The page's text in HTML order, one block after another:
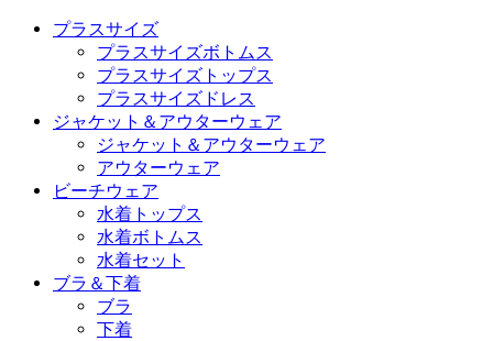
プラスサイズ
プラスサイズボトムス
プラスサイズトップス
プラスサイズドレス
ジャケット＆アウターウェア
ジャケット＆アウターウェア
アウターウェア
ビーチウェア
水着トップス
水着ボトムス
水着セット
ブラ＆下着
ブラ
下着